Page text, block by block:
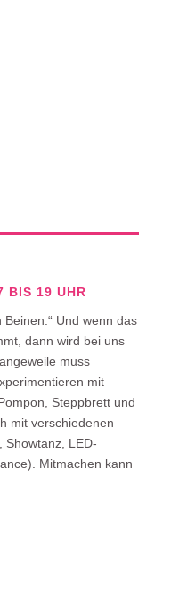
BIS 19 UHR
Beinen.“ Und wenn das
dann wird bei uns
muss
mit
Steppbrett und
mit verschiedenen
Showtanz, LED-
Mitmachen kann